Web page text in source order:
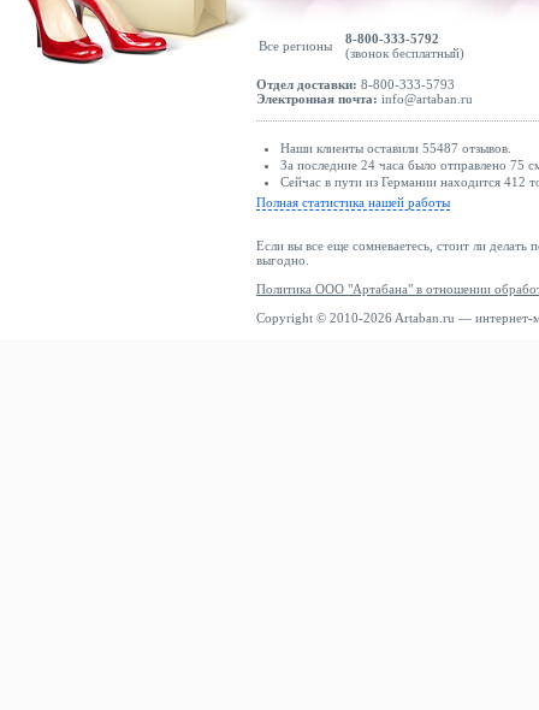
Все регионы
8-800-333-5792
(звонок бесплатный)
Отдел доставки: 8-800-333-5793
Электронная почта: info@artaban.ru
Наши клиенты оставили 55487 отзывов.
За последние 24 часа было отправлено 75
Сейчас в пути из Германии находится 412
Полная статистика нашей работы
Если вы все еще сомневаетесь, стоит ли делать
выгодно.
Политика ООО "Артабана" в отношении
Copyright © 2010-2026 Artaban.ru — интернет-